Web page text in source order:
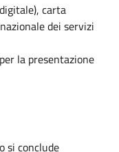
carta
dei servizi
la presentazione
si conclude